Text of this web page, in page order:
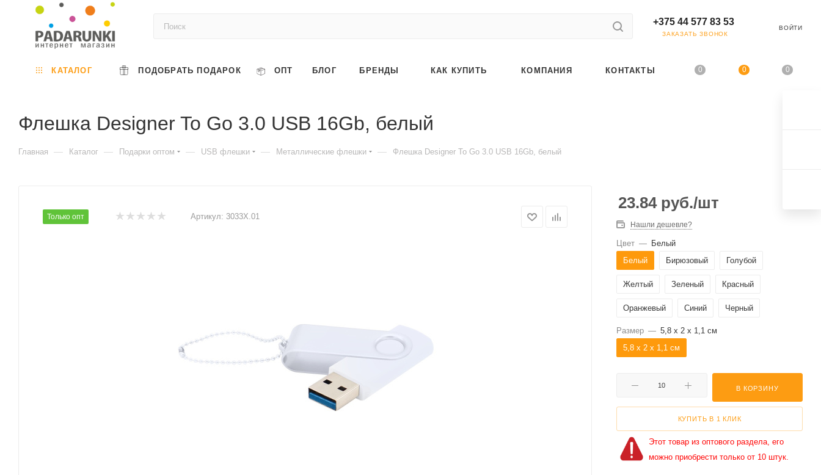
+375 44 577 83 53
ЗАКАЗАТЬ ЗВОНОК
ВОЙТИ
0 0 0
КАТАЛОГ ПОДОБРАТЬ ПОДАРОК ОПТ БЛОГ БРЕНДЫ КАК КУПИТЬ КОМПАНИЯ КОНТАКТЫ
Флешка Designer To Go 3.0 USB 16Gb, белый
Главная — Каталог — Подарки оптом — USB флешки — Металлические флешки — Флешка Designer To Go 3.0 USB 16Gb, белый
Только опт Артикул: 3033X.01
23.84руб./шт
Нашли дешевле?
Цвет — Белый
Белый
Бирюзовый Голубой
Желтый Зеленый Красный
Оранжевый Синий Черный
Размер — 5,8 x 2 x 1,1 см
5,8 x 2 x 1,1 см
В КОРЗИНУ
КУПИТЬ В 1 КЛИК
Этот товар из оптового раздела, его
можно приобрести только от 10 штук.